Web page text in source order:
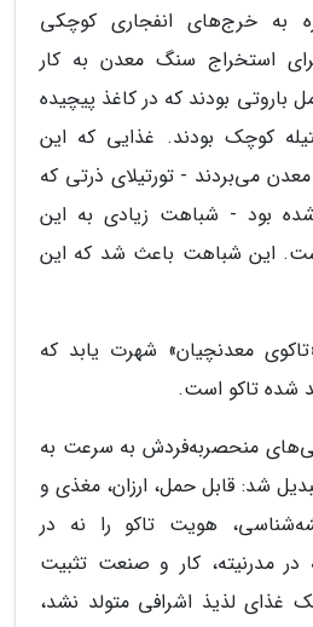
به خرج‌های انفجاری کوچکی
استخراج سنگ معدن به کار
بودند که در کاغذ پیچیده
کوچک بودند. غذایی که این
معدن می‌بردند - تورتیلای ذرتی که
بود - شباهت زیادی به این
این شباهت باعث شد که این
معدنچیان» شهرت یابد که
شده تاکو است.
منحصربه‌فردش به سرعت به
شد: قابل حمل، ارزان، مغذی و
هویت تاکو را نه در
در مدرنیته، کار و صنعت تثبیت
غذای لذیذ اشرافی متولد نشد،